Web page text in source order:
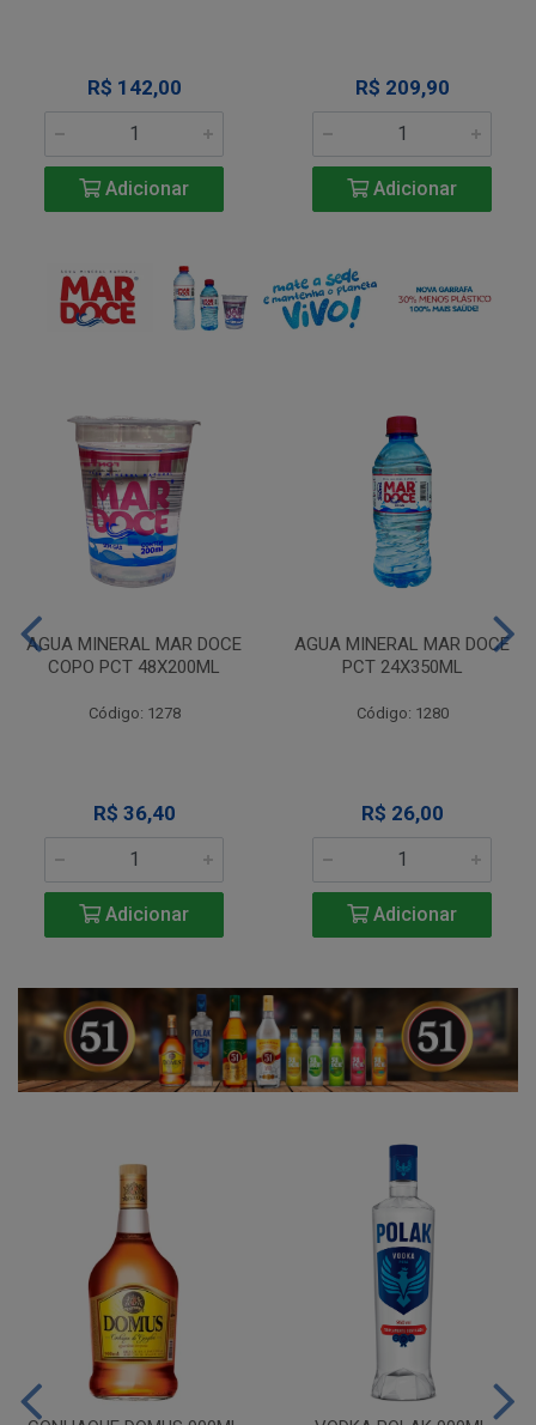
R$ 142,00
Adicionar
R$ 209,90
Adicionar
AGUA MINERAL MAR DOCE
COPO PCT 48X200ML
Código: 1278
R$ 36,40
Adicionar
AGUA MINERAL MAR DOCE
PCT 24X350ML
Código: 1280
R$ 26,00
Adicionar